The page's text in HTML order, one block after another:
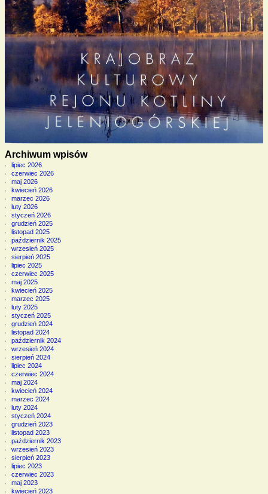
Archiwum wpisów
lipiec 2026
czerwiec 2026
maj 2026
kwiecień 2026
marzec 2026
luty 2026
styczeń 2026
grudzień 2025
listopad 2025
październik 2025
wrzesień 2025
sierpień 2025
lipiec 2025
czerwiec 2025
maj 2025
kwiecień 2025
marzec 2025
luty 2025
styczeń 2025
grudzień 2024
listopad 2024
październik 2024
wrzesień 2024
sierpień 2024
lipiec 2024
czerwiec 2024
maj 2024
kwiecień 2024
marzec 2024
luty 2024
styczeń 2024
grudzień 2023
listopad 2023
październik 2023
wrzesień 2023
sierpień 2023
lipiec 2023
czerwiec 2023
maj 2023
kwiecień 2023